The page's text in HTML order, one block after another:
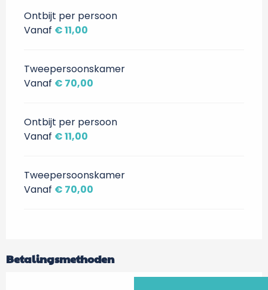
Ontbijt per persoon
Vanaf € 11,00
Tweepersoonskamer
Vanaf € 70,00
Ontbijt per persoon
Vanaf € 11,00
Tweepersoonskamer
Vanaf € 70,00
Betalingsmethoden